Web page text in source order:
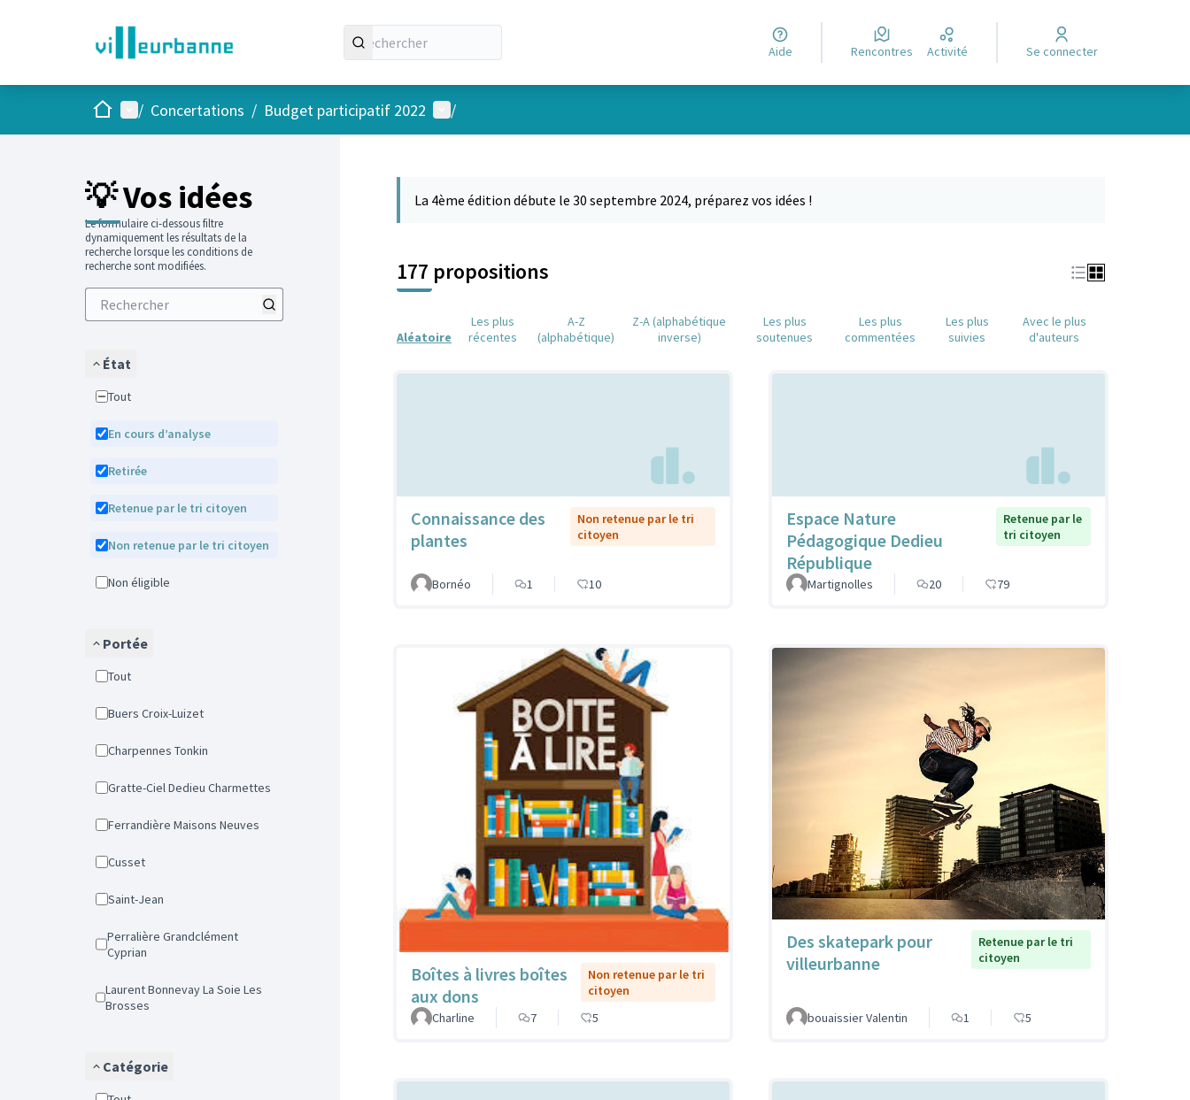
Aide Rencontres Activité Se connecter
AccueilMenu principal
/ Concertations / Budget participatif 2022 Menu utilisateur
/
💡 Vos idées
Le formulaire ci-dessous filtre
dynamiquement les résultats de la
recherche lorsque les conditions de
recherche sont modifiées.
État
Tout
En cours d’analyse
Retirée
Retenue par le tri citoyen
Non retenue par le tri citoyen
Non éligible
Portée
Tout
Buers Croix-Luizet
Charpennes Tonkin
Gratte-Ciel Dedieu Charmettes
Ferrandière Maisons Neuves
Cusset
Saint-Jean
Perralière Grandclément
Cyprian
Laurent Bonnevay La Soie Les
Brosses
Catégorie
La 4ème édition débute le 30 septembre 2024, préparez vos idées !
177 propositions
Aléatoire
Les plus
récentes
A-Z
(alphabétique)
Z-A (alphabétique
inverse)
Les plus
soutenues
Les plus
commentées
Les plus
suivies
Avec le plus
d'auteurs
Connaissance des
plantes
Non retenue par le tri
citoyen
Bornéo 1 10
Espace Nature
Pédagogique Dedieu
République
Retenue par le
tri citoyen
Martignolles 20 79
Boîtes à livres boîtes
aux dons
Non retenue par le tri
citoyen
Charline
7 5
Des skatepark pour
villeurbanne
Retenue par le tri
citoyen
bouaissier Valentin 1 5